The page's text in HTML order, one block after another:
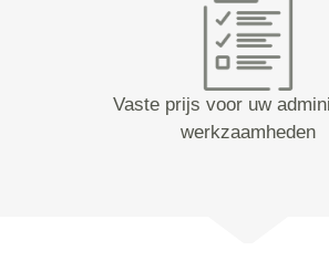
Vaste prijs voor uw
werkzaamheden